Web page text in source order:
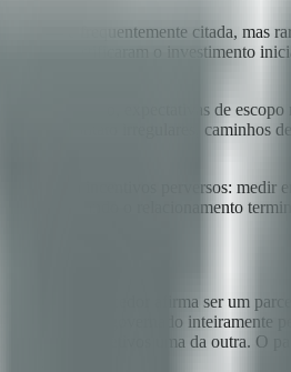
— é frequentemente citada, mas
que justificaram o investimento
ocorrer.
Primeiro, expectativas de
de contato irregulares, caminhos
criam incentivos perversos: medir
quando o relacionamento
Todo fornecedor afirma ser um
é governado inteiramente
e dos objetivos uma da outra. O
risco.